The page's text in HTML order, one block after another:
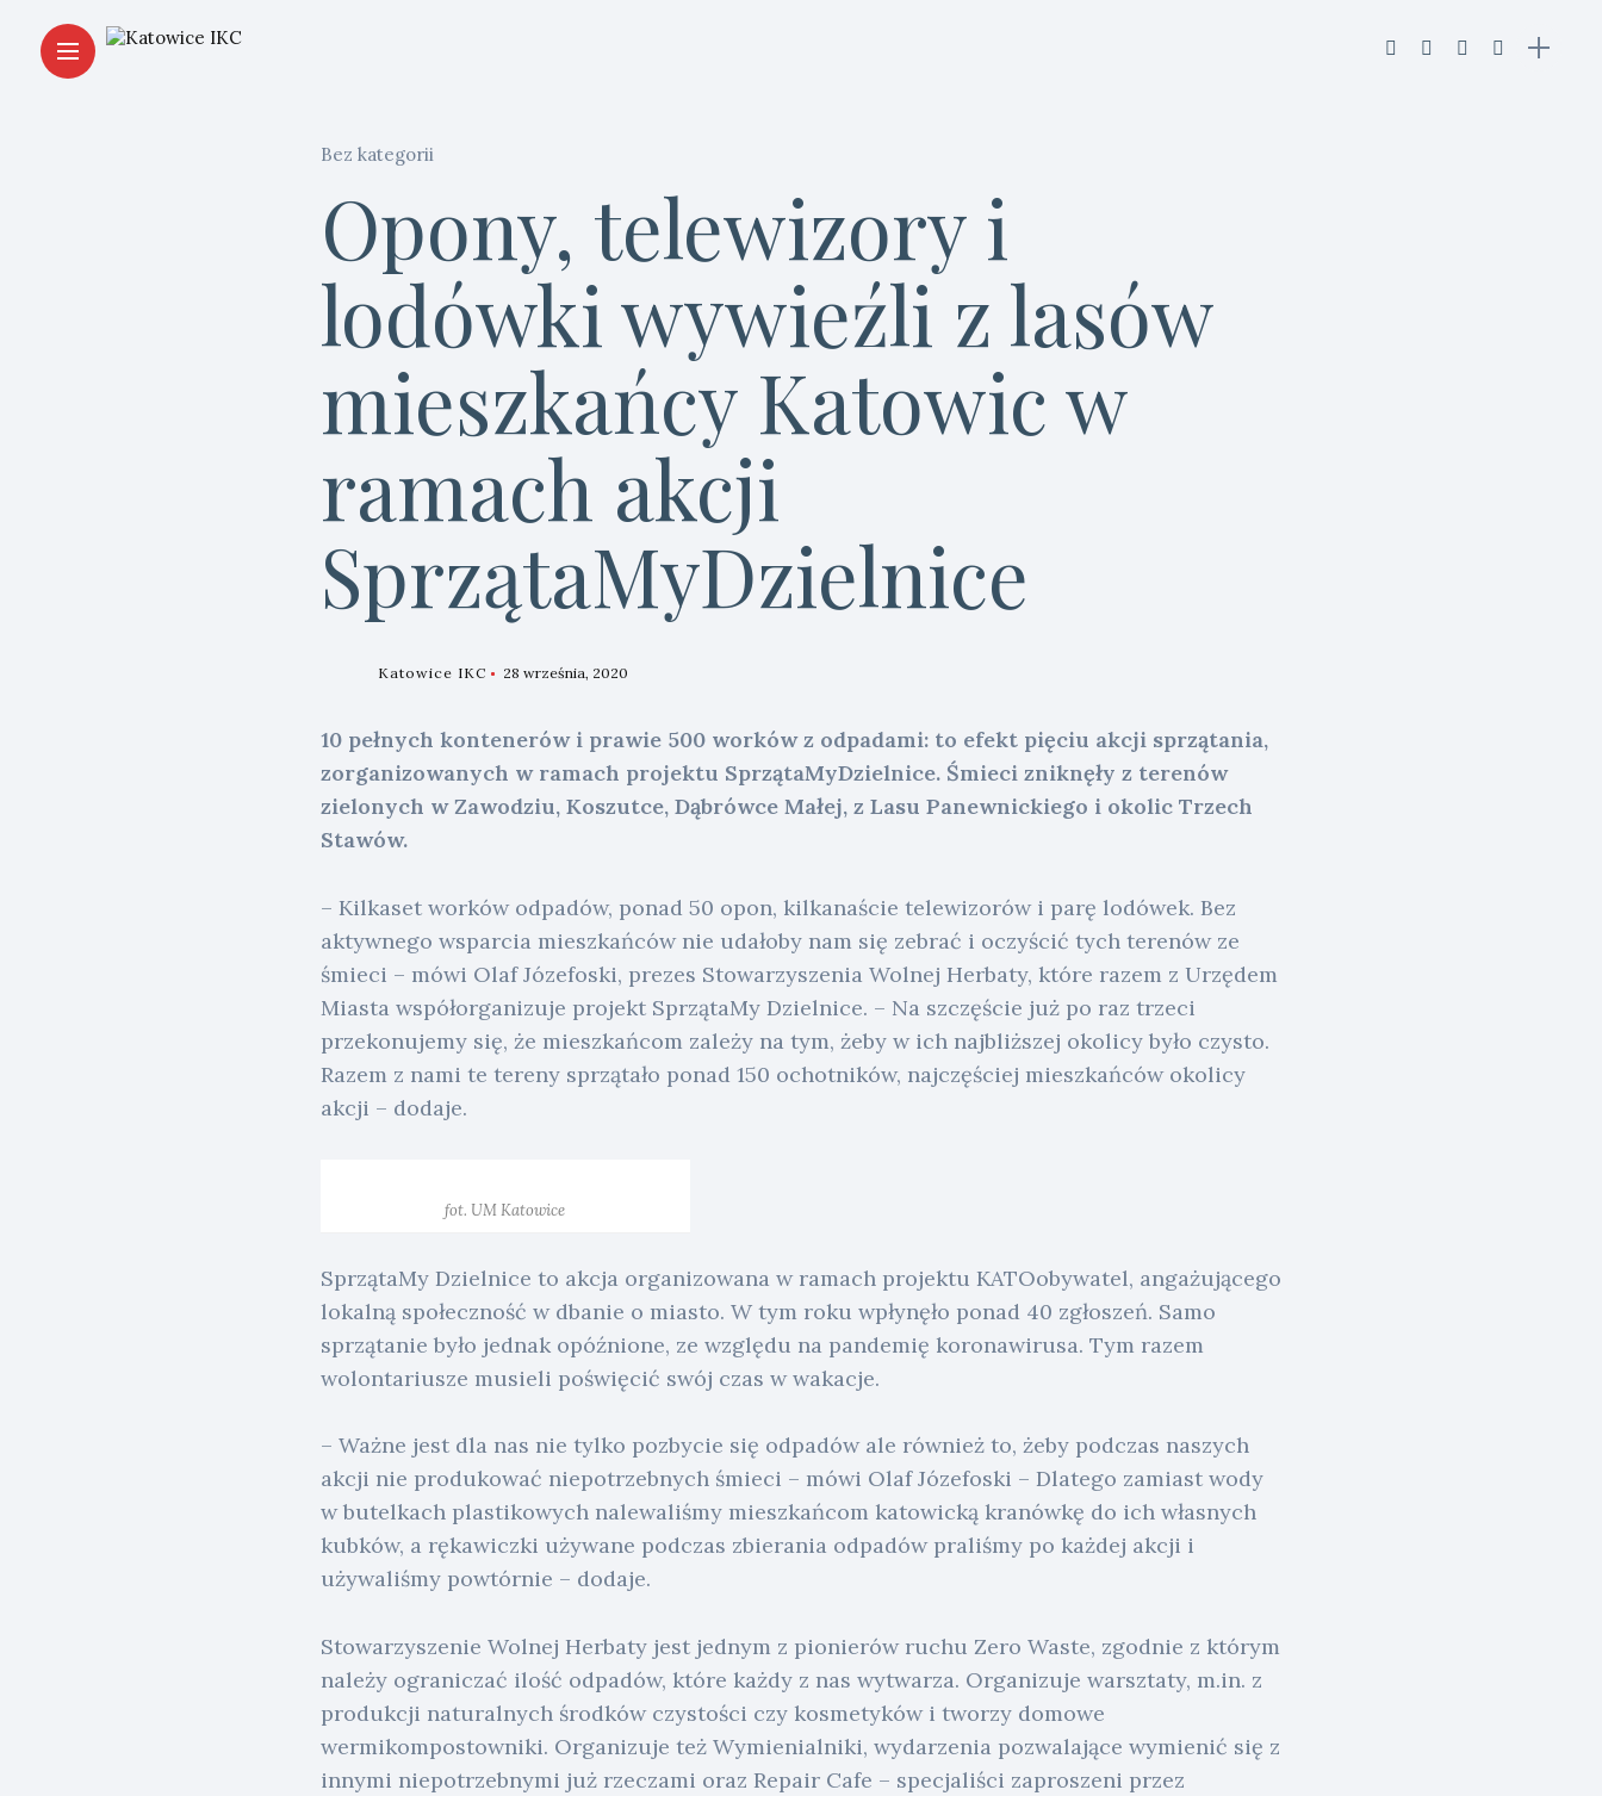
Bez kategorii
Opony, telewizory i
lodówki wywieźli z lasów
mieszkańcy Katowic w
ramach akcji
SprzątaMyDzielnice
Katowice IKC 28 września, 2020
10 pełnych kontenerów i prawie 500 worków z odpadami: to efekt pięciu akcji sprzątania,
zorganizowanych w ramach projektu SprzątaMyDzielnice. Śmieci zniknęły z terenów
zielonych w Zawodziu, Koszutce, Dąbrówce Małej, z Lasu Panewnickiego i okolic Trzech
Stawów.
– Kilkaset worków odpadów, ponad 50 opon, kilkanaście telewizorów i parę lodówek. Bez
aktywnego wsparcia mieszkańców nie udałoby nam się zebrać i oczyścić tych terenów ze
śmieci – mówi Olaf Józefoski, prezes Stowarzyszenia Wolnej Herbaty, które razem z Urzędem
Miasta współorganizuje projekt SprzątaMy Dzielnice. – Na szczęście już po raz trzeci
przekonujemy się, że mieszkańcom zależy na tym, żeby w ich najbliższej okolicy było czysto.
Razem z nami te tereny sprzątało ponad 150 ochotników, najczęściej mieszkańców okolicy
akcji – dodaje.
fot. UM Katowice
SprzątaMy Dzielnice to akcja organizowana w ramach projektu KATOobywatel, angażującego
lokalną społeczność w dbanie o miasto. W tym roku wpłynęło ponad 40 zgłoszeń. Samo
sprzątanie było jednak opóźnione, ze względu na pandemię koronawirusa. Tym razem
wolontariusze musieli poświęcić swój czas w wakacje.
– Ważne jest dla nas nie tylko pozbycie się odpadów ale również to, żeby podczas naszych
akcji nie produkować niepotrzebnych śmieci – mówi Olaf Józefoski – Dlatego zamiast wody
w butelkach plastikowych nalewaliśmy mieszkańcom katowicką kranówkę do ich własnych
kubków, a rękawiczki używane podczas zbierania odpadów praliśmy po każdej akcji i
używaliśmy powtórnie – dodaje.
Stowarzyszenie Wolnej Herbaty jest jednym z pionierów ruchu Zero Waste, zgodnie z którym
należy ograniczać ilość odpadów, które każdy z nas wytwarza. Organizuje warsztaty, m.in. z
produkcji naturalnych środków czystości czy kosmetyków i tworzy domowe
wermikompostowniki. Organizuje też Wymienialniki, wydarzenia pozwalające wymienić się z
innymi niepotrzebnymi już rzeczami oraz Repair Cafe – specjaliści zaproszeni przez